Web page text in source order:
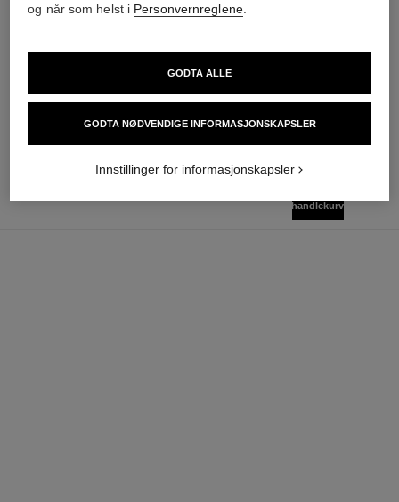
nok 1 300
Legg i handlekurv
Ref. 123320
nok 1 150
Legg i handlekurv
handlekurv
og når som helst i Personvernreglene.
GODTA NØDVENDIGE INFORMASJONSKAPSLER
GODTA ALLE
Innstillinger for informasjonskapsler